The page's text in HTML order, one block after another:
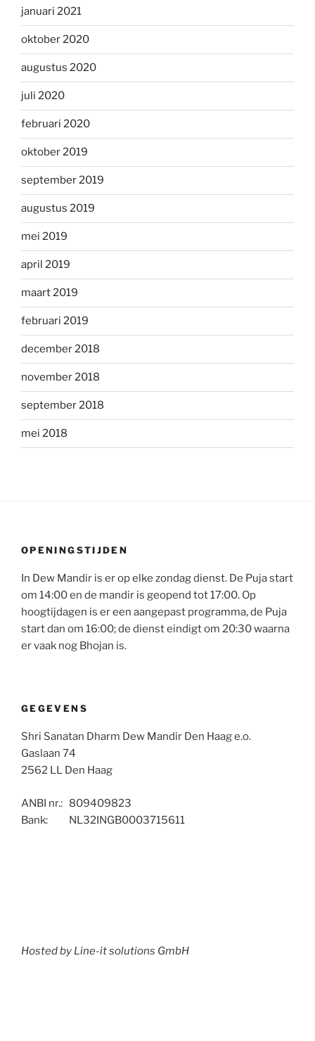
januari 2021
oktober 2020
augustus 2020
juli 2020
februari 2020
oktober 2019
september 2019
augustus 2019
mei 2019
april 2019
maart 2019
februari 2019
december 2018
november 2018
september 2018
mei 2018
OPENINGSTIJDEN
In Dew Mandir is er op elke zondag dienst. De Puja start
om 14:00 en de mandir is geopend tot 17:00. Op
hoogtijdagen is er een aangepast programma, de Puja
start dan om 16:00; de dienst eindigt om 20:30 waarna
er vaak nog Bhojan is.
GEGEVENS
Shri Sanatan Dharm Dew Mandir Den Haag e.o.
Gaslaan 74
2562 LL Den Haag
ANBI nr.: 809409823
Bank: NL32INGB0003715611
Hosted by Line-it solutions GmbH